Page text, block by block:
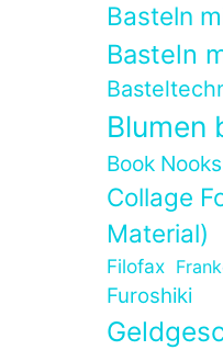
Basteln
Basteln
Blumen
Book
Collage
Material)
Filofax
Furoshiki